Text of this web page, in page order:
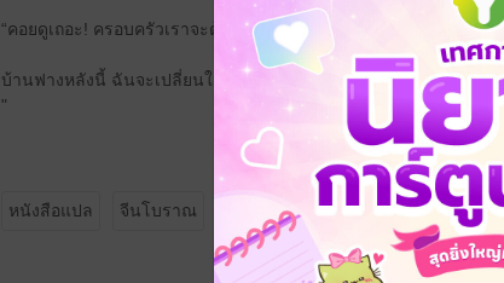
“คอยดูเถอะ! ครอบครัวเราจะต้องร่ำรวยจนสามารถใช้เงินแก้เครียดได้
บ้านฟางหลังนี้ ฉันจะเปลี่ยนให้เป็นคฤหาสน์สุดหรูเอง!!”
"
หนังสือแปล จีนโบราณ นิยายจีนแปล ทะลุมิติ อาหาร